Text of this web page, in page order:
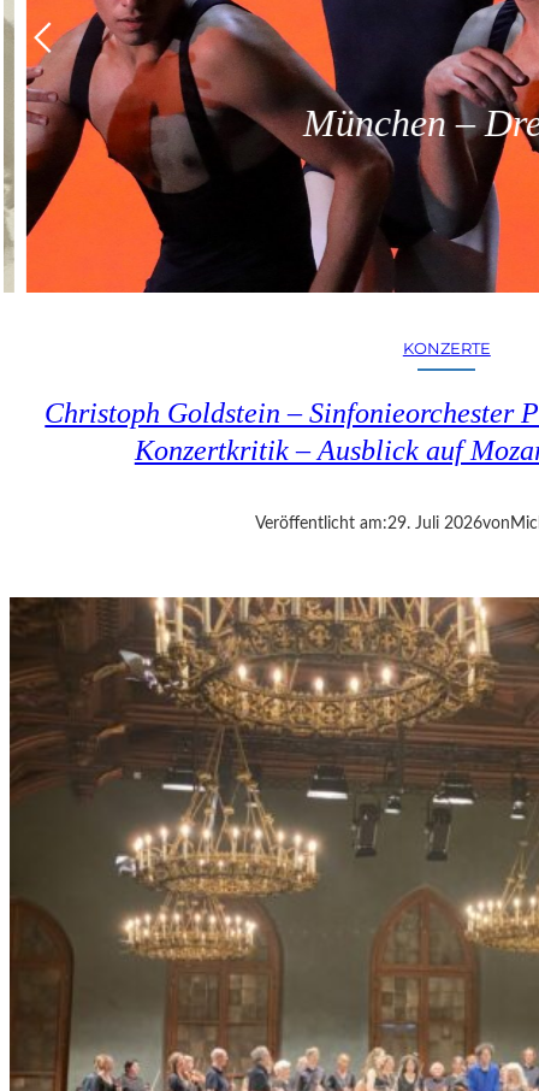
München –
KONZERTE
Christoph Goldstein – Sinfonieorchester
Konzertkritik – Ausblick auf
Veröffentlicht am:29. Juli 2026von